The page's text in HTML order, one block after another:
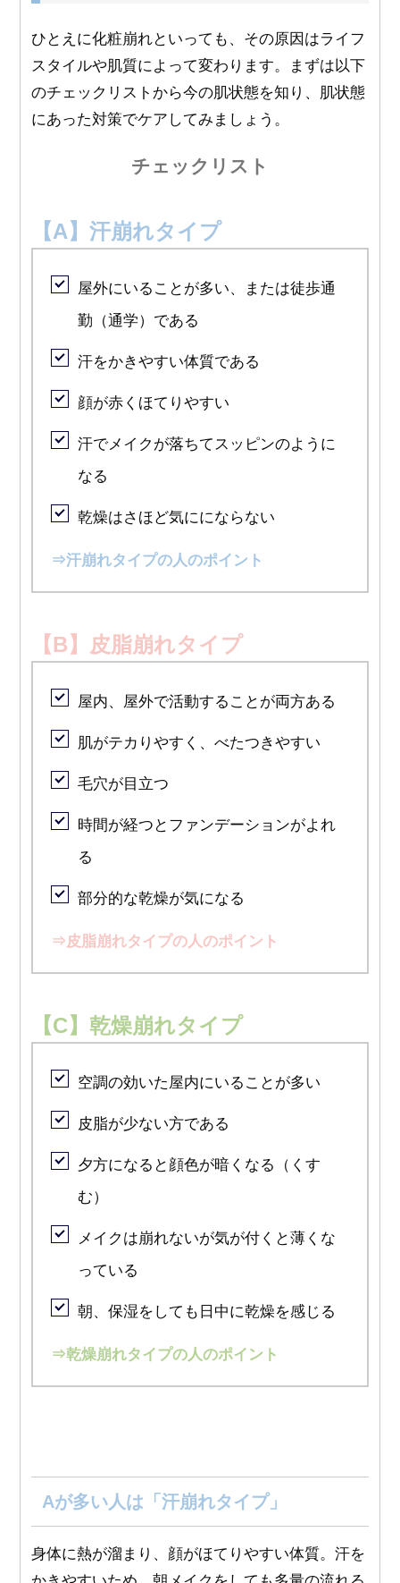
ひとえに化粧崩れといっても、その原因はライフ
スタイルや肌質によって変わります。まずは以下
のチェックリストから今の肌状態を知り、肌状態
にあった対策でケアしてみましょう。
チェックリスト
【A】汗崩れタイプ
屋外にいることが多い、または徒歩通
勤（通学）である
汗をかきやすい体質である
顔が赤くほてりやすい
汗でメイクが落ちてスッピンのように
なる
乾燥はさほど気ににならない
⇒汗崩れタイプの人のポイント
【B】皮脂崩れタイプ
屋内、屋外で活動することが両方ある
肌がテカりやすく、べたつきやすい
毛穴が目立つ
時間が経つとファンデーションがよれ
る
部分的な乾燥が気になる
⇒皮脂崩れタイプの人のポイント
【C】乾燥崩れタイプ
空調の効いた屋内にいることが多い
皮脂が少ない方である
夕方になると顔色が暗くなる（くす
む）
メイクは崩れないが気が付くと薄くな
っている
朝、保湿をしても日中に乾燥を感じる
⇒乾燥崩れタイプの人のポイント
Aが多い人は「汗崩れタイプ」
身体に熱が溜まり、顔がほてりやすい体質。汗を